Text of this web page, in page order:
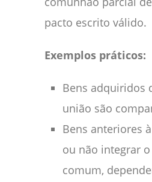
pacto escrito válido.
Exemplos práticos:
Bens adquiridos
união são
Bens anteriores
ou não integrar
comum,